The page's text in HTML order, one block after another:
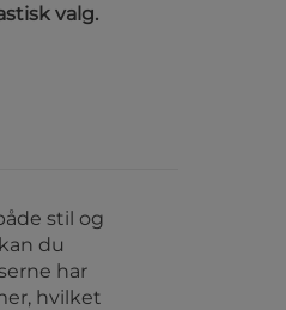
valg.
stil og
du
har
hvilket